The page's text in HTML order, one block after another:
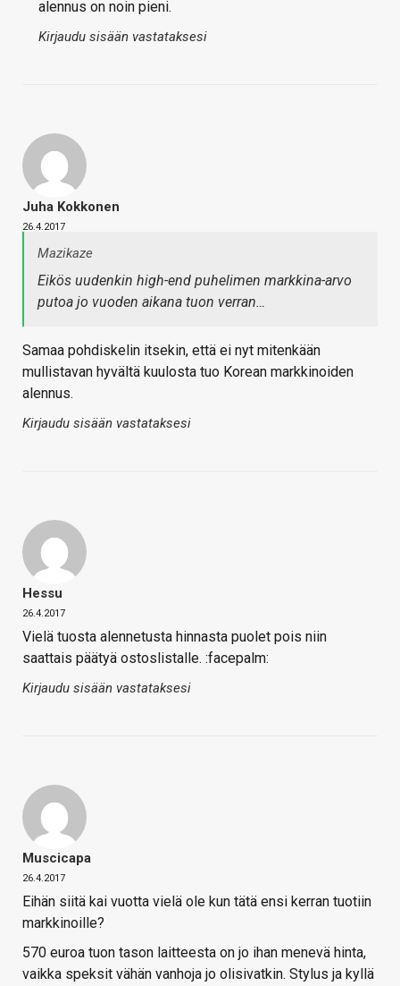
alennus on noin pieni.
Kirjaudu sisään vastataksesi
Juha Kokkonen
26.4.2017
Mazikaze
Eikös uudenkin high-end puhelimen markkina-arvo
putoa jo vuoden aikana tuon verran…
Samaa pohdiskelin itsekin, että ei nyt mitenkään
mullistavan hyvältä kuulosta tuo Korean markkinoiden
alennus.
Kirjaudu sisään vastataksesi
Hessu
26.4.2017
Vielä tuosta alennetusta hinnasta puolet pois niin
saattais päätyä ostoslistalle. :facepalm:
Kirjaudu sisään vastataksesi
Muscicapa
26.4.2017
Eihän siitä kai vuotta vielä ole kun tätä ensi kerran tuotiin
markkinoille?
570 euroa tuon tason laitteesta on jo ihan menevä hinta,
vaikka speksit vähän vanhoja jo olisivatkin. Stylus ja kyllä